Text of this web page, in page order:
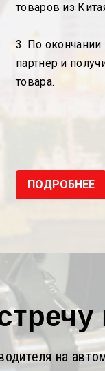
товаров из
3. По
партнер и
товара.
ПОДРОБНЕЕ
на